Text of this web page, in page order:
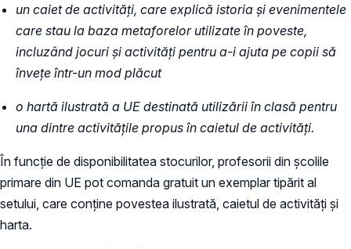
un caiet de activități, care explică istoria și evenimentele
care stau la baza metaforelor utilizate în poveste,
incluzând jocuri și activități pentru a-i ajuta pe copii să
învețe într-un mod plăcut
o hartă ilustrată a UE destinată utilizării în clasă pentru
una dintre activitățile propus în caietul de activități.
În funcție de disponibilitatea stocurilor, profesorii din școlile
primare din UE pot comanda gratuit un exemplar tipărit al
setului, care conține povestea ilustrată, caietul de activități și
harta.